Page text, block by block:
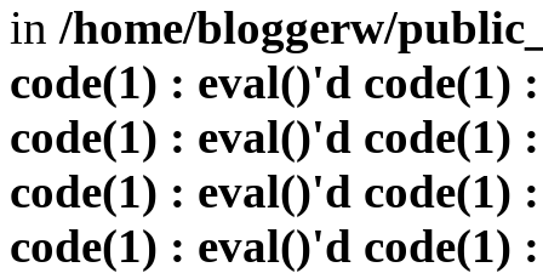
in /home/bloggerw/
code(1) : eval()'d code(1)
code(1) : eval()'d code(1)
code(1) : eval()'d code(1)
code(1) : eval()'d code(1)